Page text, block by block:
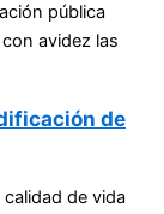
pública
avidez las
de
de vida